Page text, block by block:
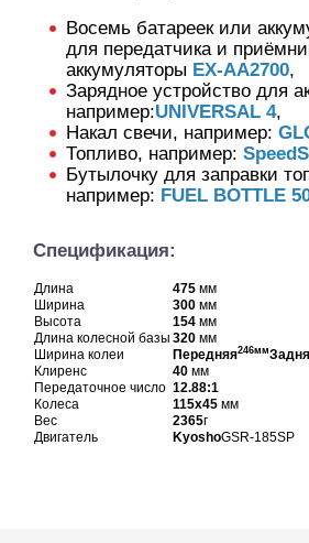
Восемь батареек или
для передатчика и
аккумуляторы EX-AA2700,
Зарядное устройство для
например:UNIVERSAL 4,
Накал свечи, например:
Топливо, например:
Бутылочку для заправки
например: FUEL BOTTLE
Спецификация:
Длина 475 мм
Ширина
300 мм
Высота
154 мм
Длина колесной базы 320 мм
Ширина колеи
Передняя246мм
Клиренс 40 мм
Передаточное число 12.88:1
Колеса
115х45 мм
Вес
2365г
Двигатель
KyoshoGSR-185SP